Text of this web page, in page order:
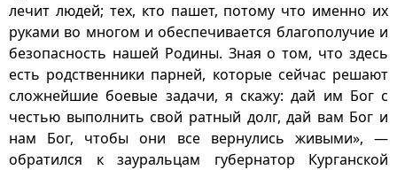
лечит людей; тех, кто пашет, потому что именно их
руками во многом и обеспечивается благополучие и
безопасность нашей Родины. Зная о том, что здесь
есть родственники парней, которые сейчас решают
сложнейшие боевые задачи, я скажу: дай им Бог с
честью выполнить свой ратный долг, дай вам Бог и
нам Бог, чтобы они все вернулись живыми», —
обратился к зауральцам губернатор Курганской